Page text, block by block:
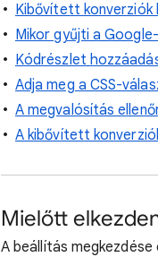
Kibővített konverziók
Mikor gyűjti a
Kódrészlet
Adja meg a CSS-
A megvalósítás
A kibővített
Mielőtt
A beállítás